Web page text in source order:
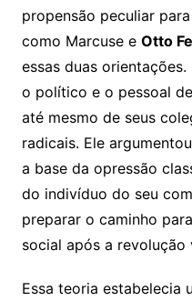
propensão peculiar
como Marcuse e Otto
essas duas
o político e o pessoal
até mesmo de seus
radicais. Ele
a base da opressão
do indivíduo do seu
preparar o caminho
social após a revolução
Essa teoria estabelecia